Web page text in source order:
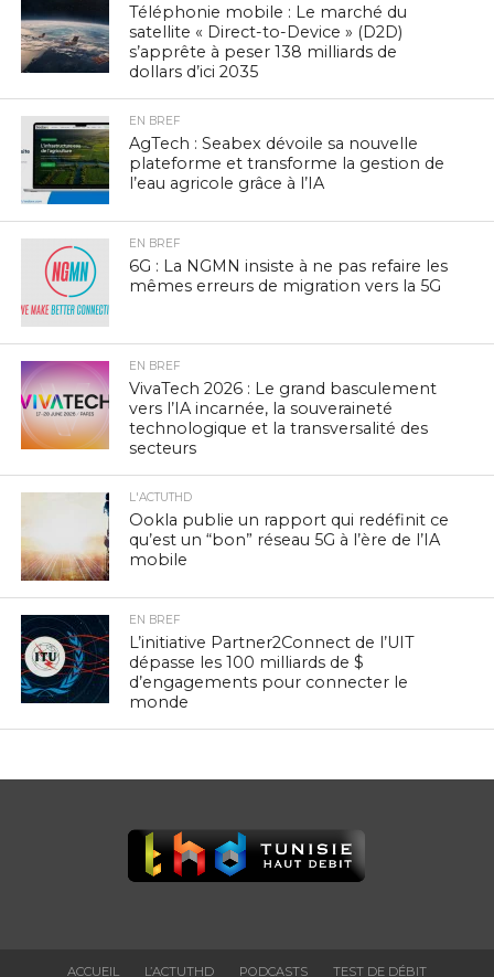
Téléphonie mobile : Le marché du
satellite « Direct-to-Device » (D2D)
s’apprête à peser 138 milliards de
dollars d’ici 2035
EN BREF
AgTech : Seabex dévoile sa nouvelle
plateforme et transforme la gestion de
l’eau agricole grâce à l’IA
EN BREF
6G : La NGMN insiste à ne pas refaire les
mêmes erreurs de migration vers la 5G
EN BREF
VivaTech 2026 : Le grand basculement
vers l’IA incarnée, la souveraineté
technologique et la transversalité des
secteurs
L'ACTUTHD
Ookla publie un rapport qui redéfinit ce
qu’est un “bon” réseau 5G à l’ère de l’IA
mobile
EN BREF
L’initiative Partner2Connect de l’UIT
dépasse les 100 milliards de $
d’engagements pour connecter le
monde
ACCUEIL L’ACTUTHD PODCASTS TEST DE DÉBIT